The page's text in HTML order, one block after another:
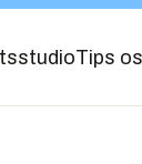
Tips